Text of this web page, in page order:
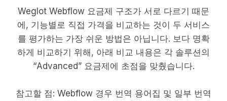
Weglot Webflow 요금제 구조가 서로 다르기 때문
에, 기능별로 직접 가격을 비교하는 것이 두 서비스
를 평가하는 가장 쉬운 방법은 아닙니다. 보다 명확
하게 비교하기 위해, 아래 비교 내용은 각 솔루션의
“Advanced” 요금제에 초점을 맞췄습니다.
참고할 점: Webflow 경우 번역 용어집 및 일부 번역